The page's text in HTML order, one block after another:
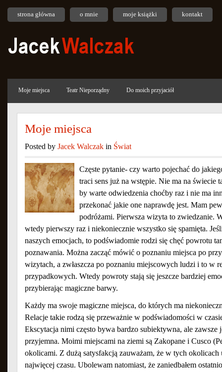
strona główna o mnie moje książki kontakt
Moje miejsca Teatr Nieporządny Do moich przyjaciół
Moje miejsca
Posted by Jacek Walczak in Świat
Częste pytanie- czy warto pojechać do
traci sens już na wstępie. Nie ma na świecie
by warte odwiedzenia choćby raz i nie ma
przekonać jakie one naprawdę jest. Mam
podróżami. Pierwsza wizyta to zwiedzanie.
wtedy pierwszy raz i niekoniecznie wszystko się spamięta.
naszych emocjach, to podświadomie rodzi się chęć powrotu
poznawania. Można zacząć mówić o poznaniu miejsca po
wizytach, a zwłaszcza po poznaniu miejscowych ludzi i to w
przypadkowych. Wtedy powroty stają się jeszcze bardziej
przybierając magiczne barwy.
Każdy ma swoje magiczne miejsca, do których ma
Relacje takie rodzą się przeważnie w podświadomości w
Ekscytacja nimi często bywa bardzo subiektywna, ale zawsze
przyjemna. Moimi miejscami na ziemi są Zakopane i Cusco
okolicami. Z dużą satysfakcją zauważam, że w tych okolicach
najwięcej czasu. Ubolewam natomiast, że zaniedbałem